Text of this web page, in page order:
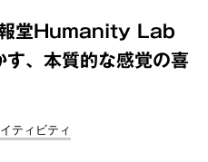
堂Humanity Lab
、本質的な感覚の喜
ティビティ